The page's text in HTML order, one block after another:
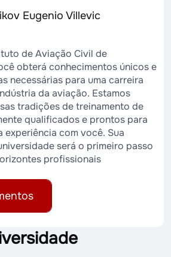
Eugenio Villevic
de Aviação Civil de
obterá conhecimentos únicos e
necessárias para uma carreira
da aviação. Estamos
tradições de treinamento de
qualificados e prontos para
experiência com você. Sua
será o primeiro passo
profissionais